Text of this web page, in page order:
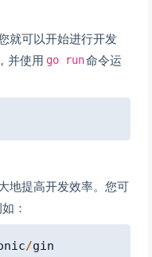
就可以开始进行开发
并使用 go run命令运
地提高开发效率。您可
：
/